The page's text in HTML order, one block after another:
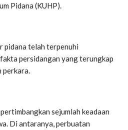
Pidana (KUHP).
pidana telah terpenuhi
persidangan yang terungkap
perkara.
sejumlah keadaan
Di antaranya, perbuatan